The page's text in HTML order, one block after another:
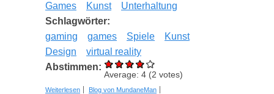
Games
Kunst
Unterhaltung
Schlagwörter:
gaming
games Spiele
Kunst
Design
virtual reality
Abstimmen:
Average: 4 (2 votes)
Weiterlesen über Integration von Kunst und Gaming: Eine
Blog von MundaneMan